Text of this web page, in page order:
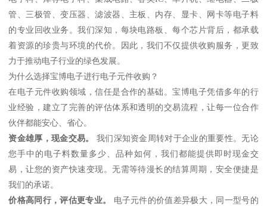
管、三极管、变压器、滤波器、主板、内存、显卡、网卡等电子料
的专业回收业务。我们深知，每块电路板、每个芯片背后，都承载
着资源的珍贵与环境的代价。因此，我们不仅提供收购服务，更致
力于推动电子行业的绿色发展。
为什么选择宝博电子进行电子元件收购？
在电子元件收购领域，信任是合作的基础。宝博电子凭借多年的行
业经验，建立了完善的评估体系和透明的交易流程，让每一位合作
伙伴都能安心、省心。
资金雄厚，现金交易。
我们深知资金周转对于企业的重要性。无论
您手中的电子料数量多少、品种如何，我们都能提供即时现金交
易，让您的资产快速变现。无需等待漫长的结算周期，安全便捷是
我们的承诺。
价格高同行，评估更专业。
电子元件的价值差异极大，同一型号的